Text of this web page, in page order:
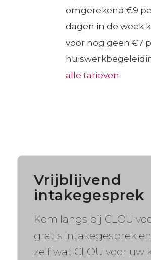
omgerekend €9
dagen in de week
voor nog geen €7
alle tarieven.
Vrijblijvend
intakegesprek
Kom langs bij CLOU
gratis intakegesprek
zelf wat CLOU voor uw